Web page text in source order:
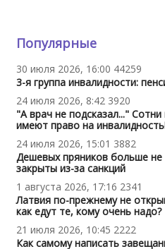
Популярные
30 июля 2026, 16:00 44259
3-я группа инвалидности:
24 июля 2026, 8:42 3920
"А врач не подсказал..."
имеют право на
24 июля 2026, 15:01 3882
Дешевых пряников больше
закрыты из-за санкций
1 августа 2026, 17:16 2341
Латвия по-прежнему не
как едут те, кому очень надо?
21 июля 2026, 10:45 2222
Как самому написать